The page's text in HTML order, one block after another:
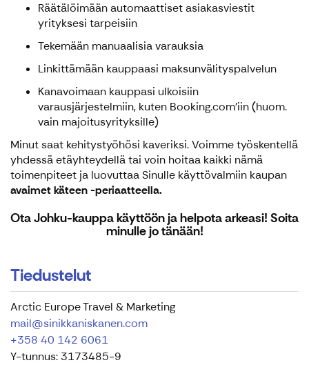
Räätälöimään automaattiset asiakasviestit
yrityksesi tarpeisiin
Tekemään manuaalisia varauksia
Linkittämään kauppaasi maksunvälityspalvelun
Kanavoimaan kauppasi ulkoisiin
varausjärjestelmiin, kuten Booking.com'iin (huom.
vain majoitusyrityksille)
Minut saat kehitystyöhösi kaveriksi. Voimme työskentellä
yhdessä etäyhteydellä tai voin hoitaa kaikki nämä
toimenpiteet ja luovuttaa Sinulle käyttövalmiin kaupan
avaimet käteen -periaatteella.
Ota Johku-kauppa käyttöön ja helpota arkeasi! Soita
minulle jo tänään!
Tiedustelut
Arctic Europe Travel & Marketing
mail@sinikkaniskanen.com
+358 40 142 6061
Y-tunnus: 3173485-9